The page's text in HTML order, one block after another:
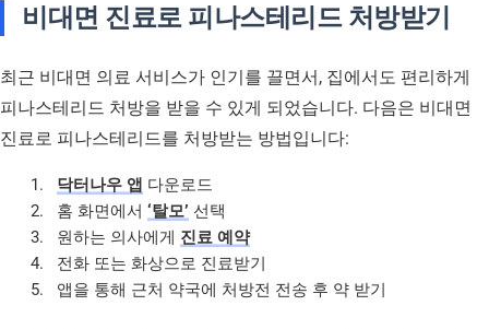
비대면 진료로 피나스테리드 처방받기
최근 비대면 의료 서비스가 인기를 끌면서, 집에서도 편리하게
피나스테리드 처방을 받을 수 있게 되었습니다. 다음은 비대면
진료로 피나스테리드를 처방받는 방법입니다:
닥터나우 앱 다운로드
홈 화면에서 ‘탈모’ 선택
원하는 의사에게 진료 예약
전화 또는 화상으로 진료받기
앱을 통해 근처 약국에 처방전 전송 후 약 받기